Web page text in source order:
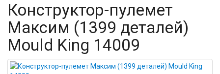
Конструктор-пулемет
Максим (1399 деталей)
Mould King 14009